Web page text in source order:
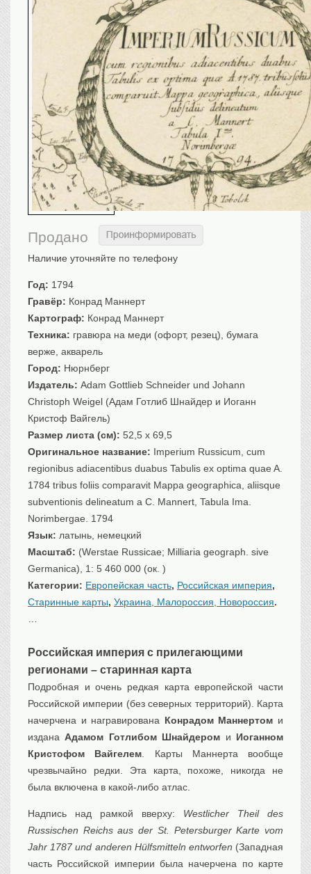
Севастополь, Крым
Униформа
Гражданская мода
Униформа
Охота. Флора. Фауна
Фауна
Флора
Охота
Рыбы, рыбалка
Техника, транспорт, архитектура
Архитектура
Техника
Транспорт
Флот, кораблестроение
Связь
Букинистика
Оружие, военная атрибутика
Выставочные
Досуг
Разное
Продано
Наличие уточняйте по телефону
Год: 1794
Гравёр: Конрад Маннерт
Картограф: Конрад Маннерт
Техника: гравюра на меди (офорт, резец), бумага
верже, акварель
Город: Нюрнберг
Издатель: Adam Gottlieb Schneider und Johann
Christoph Weigel (Адам Готлиб Шнайдер и Иоганн
Кристоф Вайгель)
Размер листа (см): 52,5 x 69,5
Оригинальное название: Imperium Russicum, cum
regionibus adiacentibus duabus Tabulis ex optima quae A.
1784 tribus foliis comparavit Mappa geographica, aliisque
subventionis delineatum a C. Mannert, Tabula Ima.
Norimbergae. 1794
Язык: латынь, немецкий
Масштаб: (Werstae Russicae; Milliaria geograph. sive
Germanica), 1: 5 460 000 (ок. )
Категории: Европейская часть, Российская империя,
Старинные карты, Украина, Малороссия, Новороссия.
Российская империя с прилегающими
регионами – старинная карта
Подробная и очень редкая карта европейской части
Российской империи (без северных территорий). Карта
начерчена и награвирована Конрадом Маннертом и
изданаАдамом Готлибом Шнайдером и Иоганном
Кристофом Вайгелем . Карты Маннерта вообще
чрезвычайно редки. Эта карта, похоже, никогда не
была включена в какой-либо атлас.
Надпись над рамкой вверху: Westlicher Theil des
Russischen Reichs aus der St. Petersburger Karte vom
Jahr 1787 und anderen Hülfsmitteln entworfen (Западная
часть Российской империи была начерчена по карте